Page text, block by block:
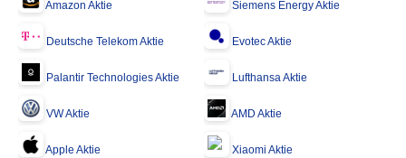
Amazon Aktie Siemens Energy Aktie
Deutsche Telekom Aktie Evotec Aktie
Palantir Technologies Aktie Lufthansa Aktie
VW Aktie AMD Aktie
Apple Aktie Xiaomi Aktie